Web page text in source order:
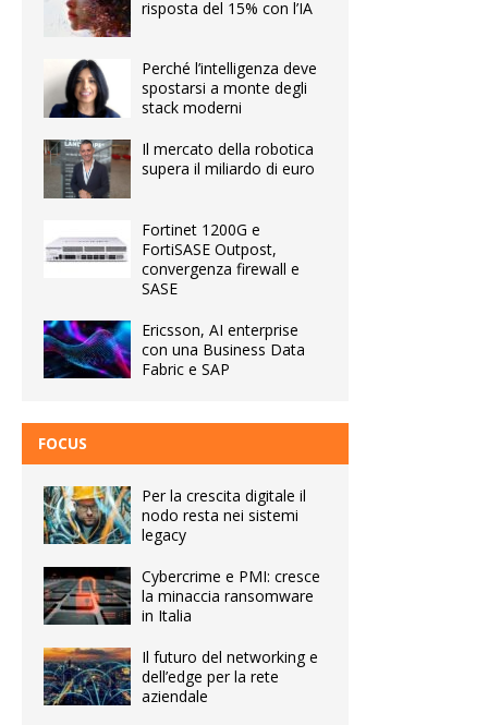
risposta del 15% con l’IA
Perché l’intelligenza deve
spostarsi a monte degli
stack moderni
Il mercato della robotica
supera il miliardo di euro
Fortinet 1200G e
FortiSASE Outpost,
convergenza firewall e
SASE
Ericsson, AI enterprise
con una Business Data
Fabric e SAP
FOCUS
Per la crescita digitale il
nodo resta nei sistemi
legacy
Cybercrime e PMI: cresce
la minaccia ransomware
in Italia
Il futuro del networking e
dell’edge per la rete
aziendale